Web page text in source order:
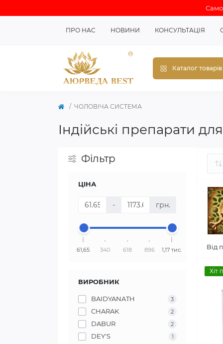
ПРО НАС НОВИНИ КОНСУЛЬТАЦІЯ
Каталог товарів
ЧОЛОВІЧА СИСТЕМА
Індійські препарати
Фільтр
ЦІНА
- грн.
61,65 340 618 896 1,17 тис.
ВИРОБНИК
BAIDYANATH 3
CHARAK 2
DABUR 2
DEY'S 1
Від
Хіт